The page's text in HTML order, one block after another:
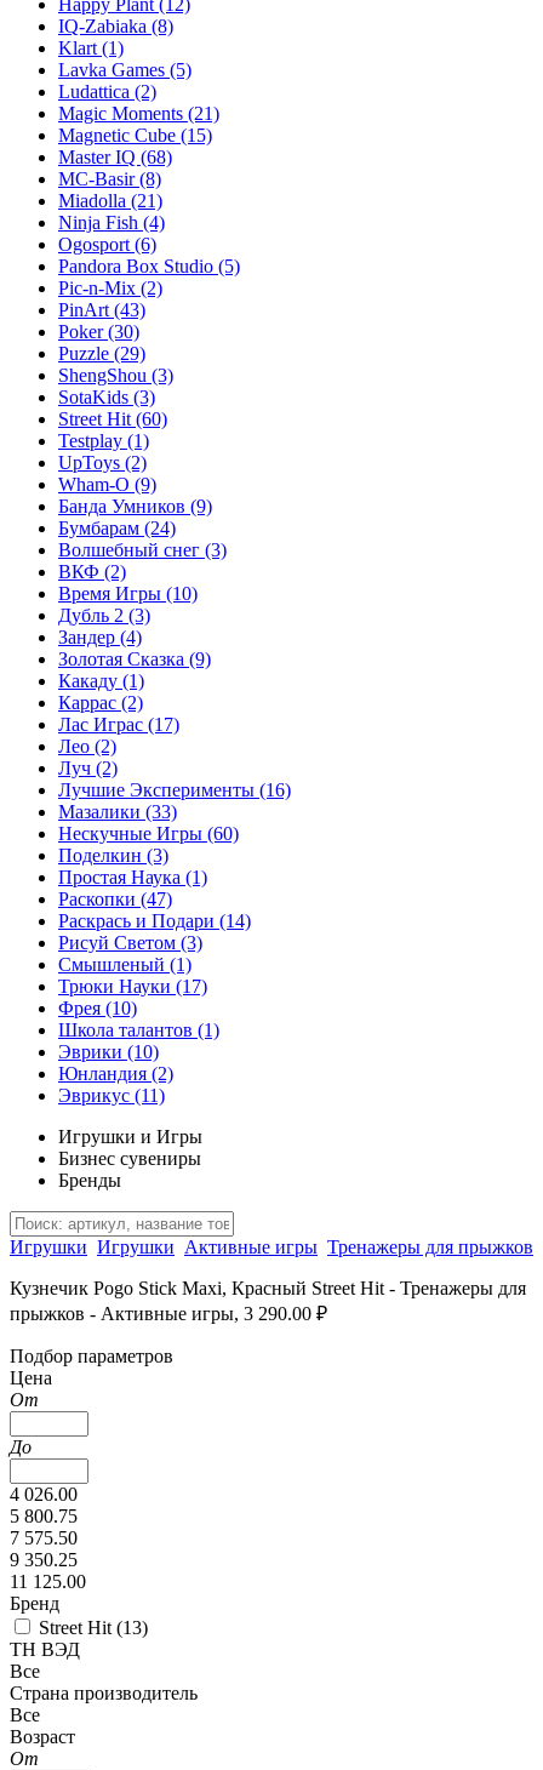
Happy Plant (12)
IQ-Zabiaka (8)
Klart (1)
Lavka Games (5)
Ludattica (2)
Magic Moments (21)
Magnetic Cube (15)
Master IQ (68)
MC-Basir(8)
Miadolla (21)
Ninja Fish (4)
Ogosport (6)
Pandora Box Studio (5)
Pic-n-Mix (2)
PinArt (43)
Poker(30)
Puzzle (29)
ShengShou (3)
SotaKids (3)
Street Hit (60)
Testplay (1)
UpToys (2)
Wham-O (9)
Банда Умников (9)
Бумбарам (24)
Волшебный снег (3)
ВКФ (2)
Время Игры (10)
Дубль 2 (3)
Зандер (4)
Золотая Сказка (9)
Какаду (1)
Каррас (2)
Лас Играс (17)
Лео (2)
Луч (2)
Лучшие Эксперименты (16)
Мазалики (33)
Нескучные Игры (60)
Поделкин (3)
Простая Наука (1)
Раскопки (47)
Раскрась и Подари (14)
Рисуй Светом (3)
Смышленый (1)
Трюки Науки (17)
Фрея (10)
Школа талантов (1)
Эврики (10)
Юнландия (2)
Эврикус (11)
Игрушки и Игры
Бизнес сувениры
Бренды
Игрушки Игрушки Активные игры Тренажеры для прыжков
Кузнечик Pogo Stick Maxi, Красный Street Hit - Тренажеры для
прыжков - Активные игры, 3 290.00 ₽
Подбор параметров
Цена
От
До
4 026.00
5 800.75
7 575.50
9 350.25
11 125.00
Бренд
Street Hit (13)
ТН ВЭД
Все
Страна производитель
Все
Возраст
От